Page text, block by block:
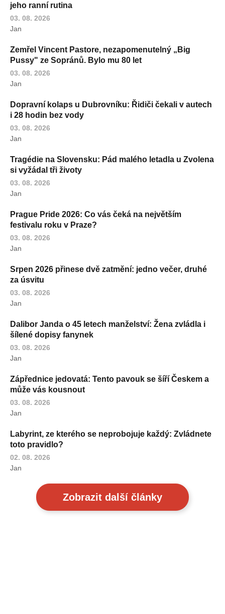
jeho ranní rutina
03. 08. 2026
Jan
Zemřel Vincent Pastore, nezapomenutelný „Big
Pussy" ze Sopránů. Bylo mu 80 let
03. 08. 2026
Jan
Dopravní kolaps u Dubrovníku: Řidiči čekali v autech
i 28 hodin bez vody
03. 08. 2026
Jan
Tragédie na Slovensku: Pád malého letadla u Zvolena
si vyžádal tři životy
03. 08. 2026
Jan
Prague Pride 2026: Co vás čeká na největším
festivalu roku v Praze?
03. 08. 2026
Jan
Srpen 2026 přinese dvě zatmění: jedno večer, druhé
za úsvitu
03. 08. 2026
Jan
Dalibor Janda o 45 letech manželství: Žena zvládla i
šílené dopisy fanynek
03. 08. 2026
Jan
Zápřednice jedovatá: Tento pavouk se šíří Českem a
může vás kousnout
03. 08. 2026
Jan
Labyrint, ze kterého se neprobojuje každý: Zvládnete
toto pravidlo?
02. 08. 2026
Jan
Zobrazit další články